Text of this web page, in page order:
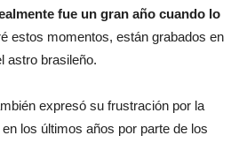
fue un gran año cuando lo
estos momentos, están grabados en
astro brasileño.
expresó su frustración por la
los últimos años por parte de los